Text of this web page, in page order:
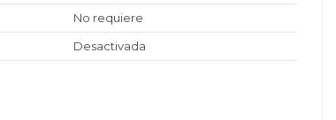
No requiere
Desactivada